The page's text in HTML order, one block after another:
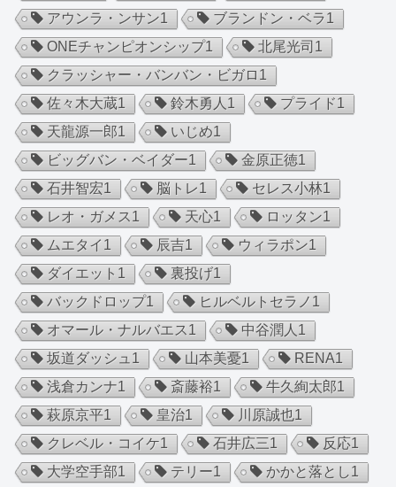
アウンラ・ンサン1 ブランドン・ベラ1
ONEチャンピオンシップ1 北尾光司 1
クラッシャー・バンバン・ビガロ 1
佐々木大蔵1 鈴木勇人 1 プライド1
天龍源一郎1 いじめ1
ビッグバン・ベイダー1 金原正徳1
石井智宏1 脳トレ1 セレス小林1
レオ・ガメス1 天心1 ロッタン1
ムエタイ 1 辰吉1 ウィラポン1
ダイエット 1 裏投げ1
バックドロップ1 ヒルベルトセラノ 1
オマール・ナルバエス1 中谷潤人 1
坂道ダッシュ 1 山本美憂1 RENA1
浅倉カンナ1 斎藤裕1 牛久絢太郎1
萩原京平1 皇治1 川原誠也1
クレベル・コイケ1 石井広三1 反応1
大学空手部1 テリー1 かかと落とし1